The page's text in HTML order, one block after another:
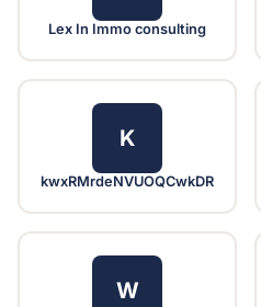
Lex In Immo consulting
K
kwxRMrdeNVUOQCwkDR
W